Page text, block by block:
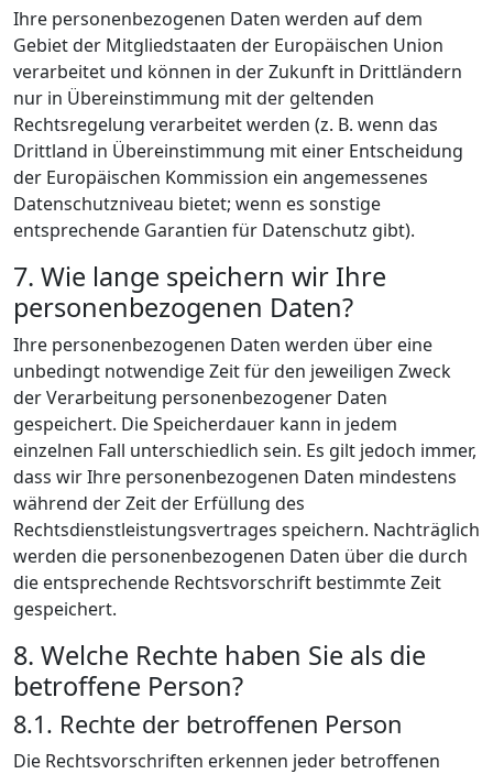
Ihre personenbezogenen Daten werden auf dem
Gebiet der Mitgliedstaaten der Europäischen Union
verarbeitet und können in der Zukunft in Drittländern
nur in Übereinstimmung mit der geltenden
Rechtsregelung verarbeitet werden (z. B. wenn das
Drittland in Übereinstimmung mit einer Entscheidung
der Europäischen Kommission ein angemessenes
Datenschutzniveau bietet; wenn es sonstige
entsprechende Garantien für Datenschutz gibt).
7. Wie lange speichern wir Ihre
personenbezogenen Daten?
Ihre personenbezogenen Daten werden über eine
unbedingt notwendige Zeit für den jeweiligen Zweck
der Verarbeitung personenbezogener Daten
gespeichert. Die Speicherdauer kann in jedem
einzelnen Fall unterschiedlich sein. Es gilt jedoch immer,
dass wir Ihre personenbezogenen Daten mindestens
während der Zeit der Erfüllung des
Rechtsdienstleistungsvertrages speichern. Nachträglich
werden die personenbezogenen Daten über die durch
die entsprechende Rechtsvorschrift bestimmte Zeit
gespeichert.
8. Welche Rechte haben Sie als die
betroffene Person?
8.1. Rechte der betroffenen Person
Die Rechtsvorschriften erkennen jeder betroffenen